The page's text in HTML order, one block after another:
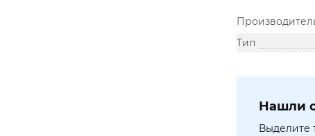
Тип
Нашли
Выделите